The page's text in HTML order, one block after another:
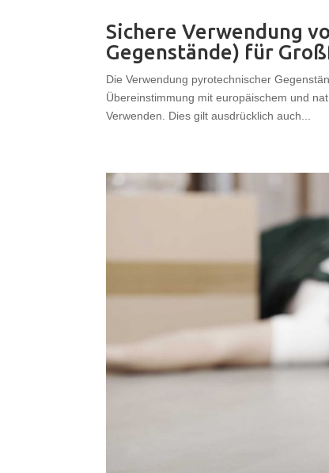
Sichere Verwendung
Gegenstände) für
Die Verwendung pyrotechnischer
Übereinstimmung mit europäischem und
Verwenden. Dies gilt ausdrücklich auch...